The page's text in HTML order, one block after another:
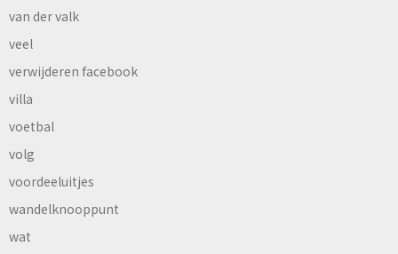
van der valk
veel
verwijderen facebook
villa
voetbal
volg
voordeeluitjes
wandelknooppunt
wat